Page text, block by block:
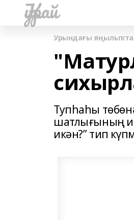
Ҡурай
Урындағы
Тупһаһы
шатлығының
икән?” тип